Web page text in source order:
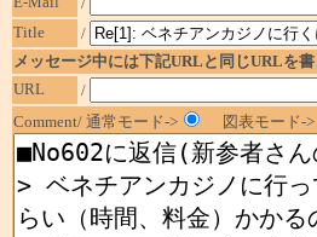
Title
/
メッセージ中には下記URLと同じURLを
URL
/
Comment/ 通常モード->
図表モード->